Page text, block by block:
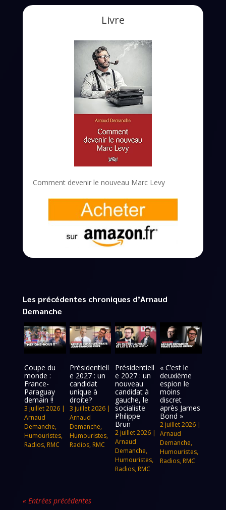
Livre
Comment devenir le nouveau Marc Levy
Les précédentes chroniques d’Arnaud
Demanche
Coupe du
monde :
France-
Paraguay
demain !!
3 juillet 2026 |
Arnaud
Demanche,
Humouristes,
Radios, RMC
Présidentiell
e 2027 : un
candidat
unique à
droite?
3 juillet 2026|
Arnaud
Demanche,
Humouristes,
Radios, RMC
Présidentiell
e 2027 : un
nouveau
candidat à
gauche, le
socialiste
Philippe
Brun
2 juillet 2026|
Arnaud
Demanche,
Humouristes,
Radios, RMC
« C’est le
deuxième
espion le
moins
discret
après James
Bond »
2 juillet 2026 |
Arnaud
Demanche,
Humouristes,
Radios, RMC
« Entrées précédentes